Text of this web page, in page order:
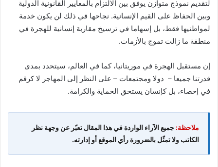
لتقديم نموذج متوازن يوفق بين الالتزام بالمعايير القانونية الدولية
وبين الحفاظ على القيم الإنسانية. نجاحها في ذلك لن يكون خدمة
لمواطنيها فقط، بل إسهاما في ترسيخ مقاربة إنسانية للهجرة في
منطقة ما زالت تموج بالأزمات.
إن مستقبل الهجرة في موريتانيا، كما في العالم، سيتحدد بمدى
قدرتنا جميعا – دولا ومجتمعات – على النظر إلى المهاجر لا كرقم
في إحصاء، بل كإنسان يستحق الحماية والكرامة.
ملاحظة: جميع الآراء الواردة في هذا المقال تعبّر عن وجهة نظر
الكاتب ولا تمثّل بالضرورة رأي الموقع أو إدارته.